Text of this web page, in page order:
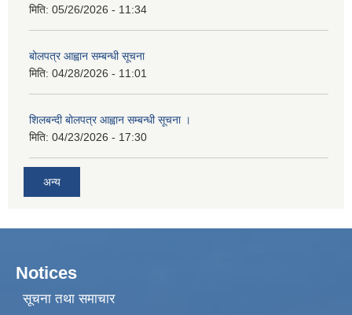
मिति: 05/26/2026 - 11:34
बोलपत्र आह्वान सम्बन्धी सूचना
मिति: 04/28/2026 - 11:01
शिलबन्दी बोलपत्र आह्वान सम्बन्धी सूचना ।
मिति: 04/23/2026 - 17:30
अन्य
Notices
सूचना तथा समाचार